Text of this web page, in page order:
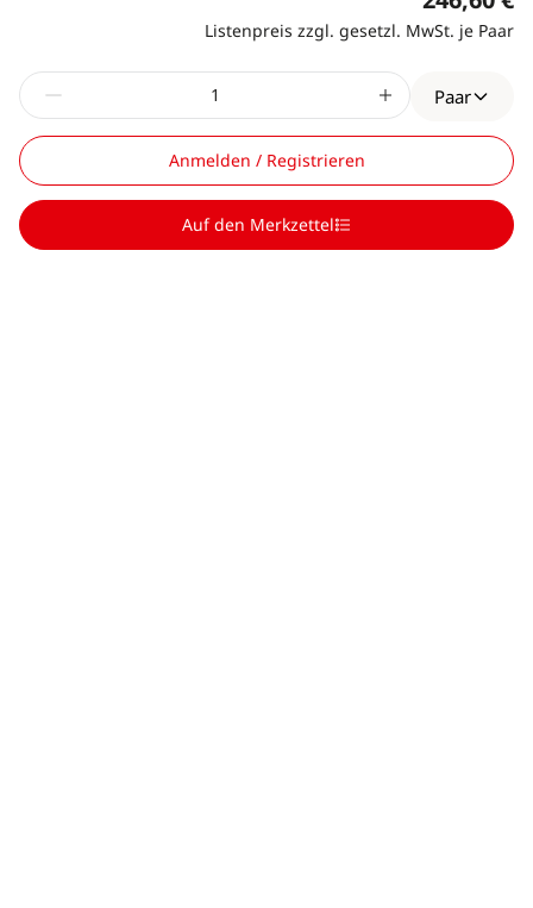
Listenpreis zzgl. gesetzl. MwSt. je Paar
Paar
Anmelden / Registrieren
Auf den Merkzettel